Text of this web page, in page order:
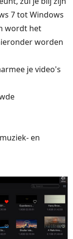
7 tot Windows
wordt het
worden
je video's
en